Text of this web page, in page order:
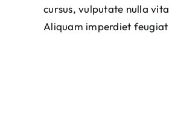
cursus, vulputate nulla
Aliquam imperdiet feugiat